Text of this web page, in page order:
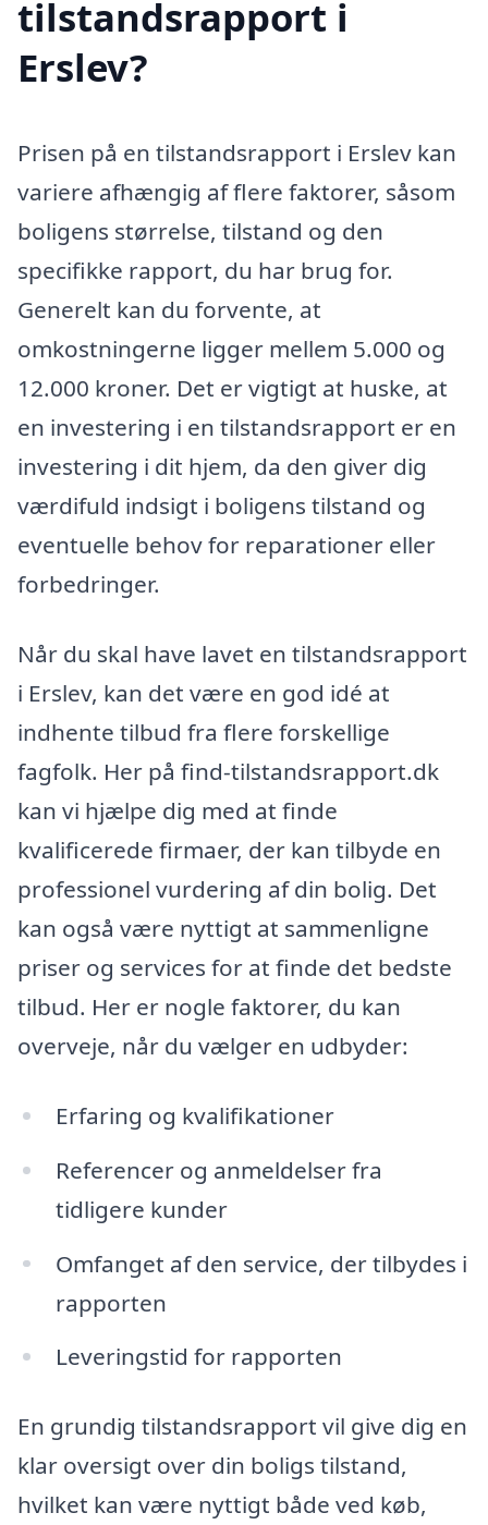
tilstandsrapport i
Erslev?
Prisen på en tilstandsrapport i Erslev kan
variere afhængig af flere faktorer, såsom
boligens størrelse, tilstand og den
specifikke rapport, du har brug for.
Generelt kan du forvente, at
omkostningerne ligger mellem 5.000 og
12.000 kroner. Det er vigtigt at huske, at
en investering i en tilstandsrapport er en
investering i dit hjem, da den giver dig
værdifuld indsigt i boligens tilstand og
eventuelle behov for reparationer eller
forbedringer.
Når du skal have lavet en tilstandsrapport
i Erslev, kan det være en god idé at
indhente tilbud fra flere forskellige
fagfolk. Her på find-tilstandsrapport.dk
kan vi hjælpe dig med at finde
kvalificerede firmaer, der kan tilbyde en
professionel vurdering af din bolig. Det
kan også være nyttigt at sammenligne
priser og services for at finde det bedste
tilbud. Her er nogle faktorer, du kan
overveje, når du vælger en udbyder:
Erfaring og kvalifikationer
Referencer og anmeldelser fra
tidligere kunder
Omfanget af den service, der tilbydes i
rapporten
Leveringstid for rapporten
En grundig tilstandsrapport vil give dig en
klar oversigt over din boligs tilstand,
hvilket kan være nyttigt både ved køb,